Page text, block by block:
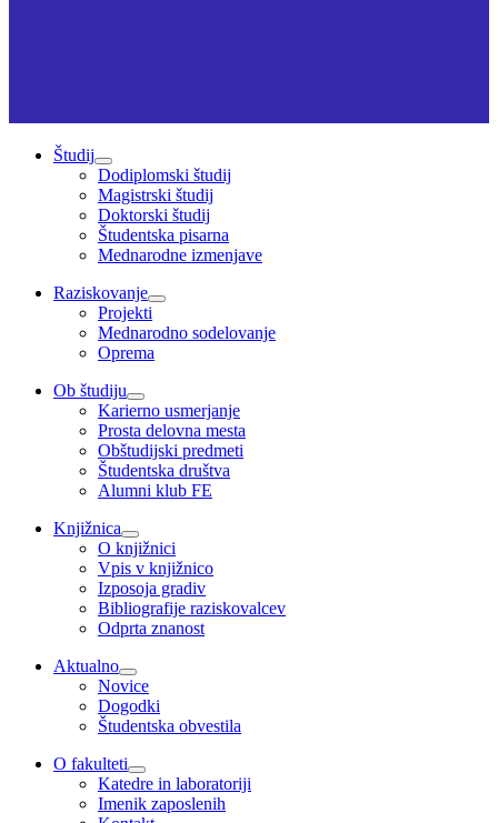
Študij
Dodiplomski študij
Magistrski študij
Doktorski študij
Študentska pisarna
Mednarodne izmenjave
Raziskovanje
Projekti
Mednarodno sodelovanje
Oprema
Ob študiju
Karierno usmerjanje
Prosta delovna mesta
Obštudijski predmeti
Študentska društva
Alumni klub FE
Knjižnica
O knjižnici
Vpis v knjižnico
Izposoja gradiv
Bibliografije raziskovalcev
Odprta znanost
Aktualno
Novice
Dogodki
Študentska obvestila
O fakulteti
Katedre in laboratoriji
Imenik zaposlenih